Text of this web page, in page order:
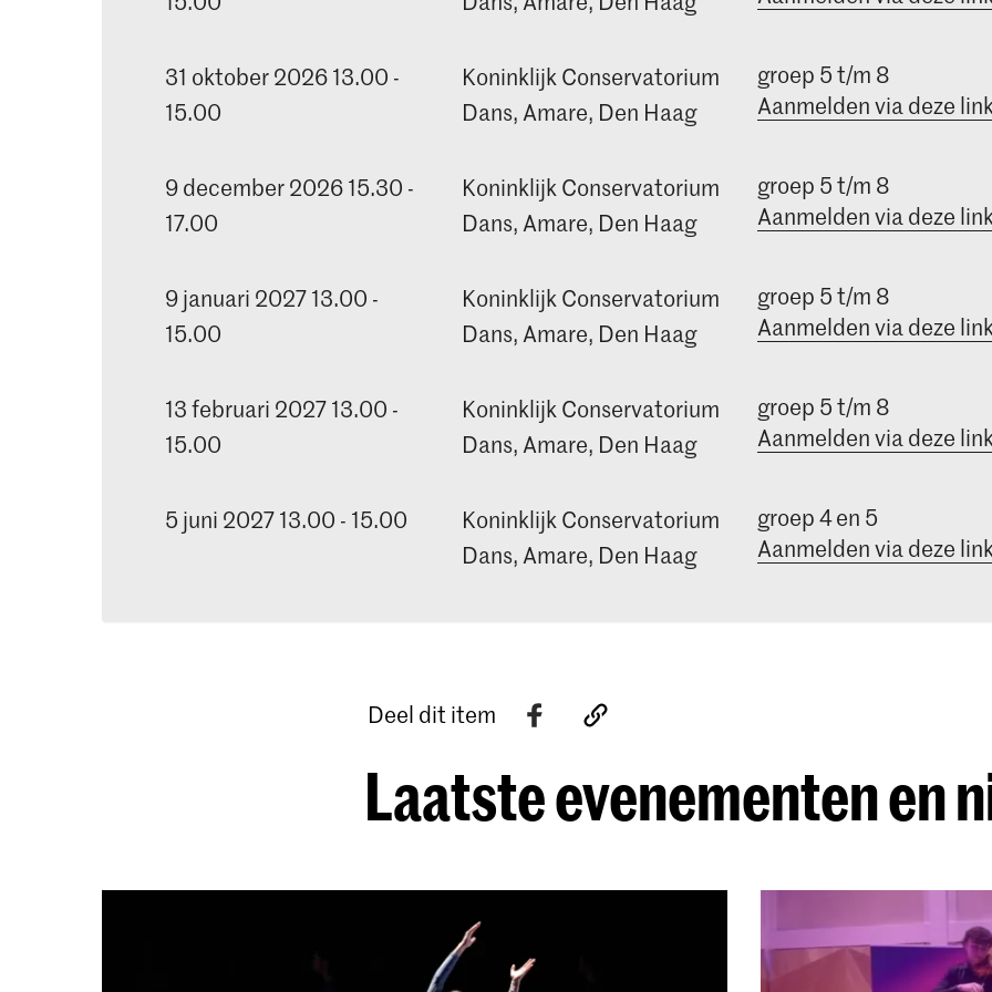
31 oktober 2026 13.00 -
15.00
Koninklijk Conservatorium
Dans, Amare, Den Haag
groep 5 t/m 8
Aanmelden via deze
9 december 2026 15.30 -
17.00
Koninklijk Conservatorium
Dans, Amare, Den Haag
groep 5 t/m 8
Aanmelden via deze
9 januari 2027 13.00 -
15.00
Koninklijk Conservatorium
Dans, Amare, Den Haag
groep 5 t/m 8
Aanmelden via deze
13 februari 2027 13.00 -
15.00
Koninklijk Conservatorium
Dans, Amare, Den Haag
groep 5 t/m 8
Aanmelden via deze
5 juni 2027 13.00 - 15.00
Koninklijk Conservatorium
Dans, Amare, Den Haag
groep 4 en 5
Aanmelden via deze
Deel dit item
Laatste evenementen en